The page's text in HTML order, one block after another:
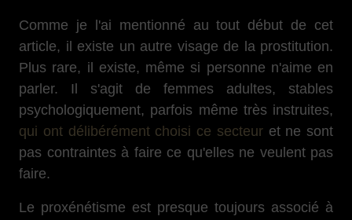
Comme je l'ai mentionné au tout début de cet
article, il existe un autre visage de la prostitution.
Plus rare, il existe, même si personne n'aime en
parler. Il s'agit de femmes adultes, stables
psychologiquement, parfois même très instruites,
qui ont délibérément choisi ce secteuret ne sont
pas contraintes à faire ce qu'elles ne veulent pas
faire.
Le proxénétisme est presque toujours associé à